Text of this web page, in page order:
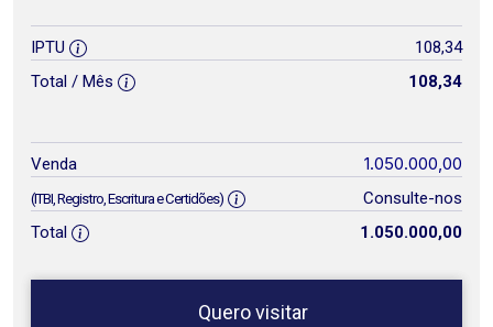
IPTU
108,34
Total / Mês
108,34
Venda 1.050.000,00
(ITBI, Registro, Escritura e Certidões)
Consulte-nos
Total
1.050.000,00
Quero visitar